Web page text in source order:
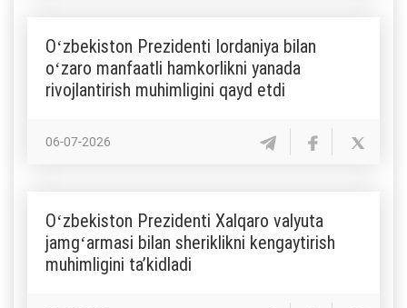
Oʻzbekiston Prezidenti Iordaniya bilan
oʻzaro manfaatli hamkorlikni yanada
rivojlantirish muhimligini qayd etdi
06-07-2026
Oʻzbekiston Prezidenti Xalqaro valyuta
jamgʻarmasi bilan sheriklikni kengaytirish
muhimligini taʼkidladi